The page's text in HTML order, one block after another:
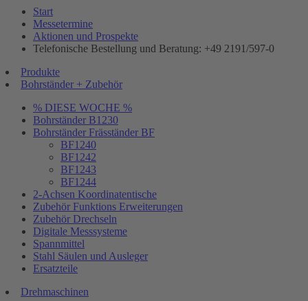
Start
Messetermine
Aktionen und Prospekte
Telefonische Bestellung und Beratung: +49 2191/597-0
Produkte
Bohrständer + Zubehör
% DIESE WOCHE %
Bohrständer B1230
Bohrständer Fräsständer BF
BF1240
BF1242
BF1243
BF1244
2-Achsen Koordinatentische
Zubehör Funktions Erweiterungen
Zubehör Drechseln
Digitale Messsysteme
Spannmittel
Stahl Säulen und Ausleger
Ersatzteile
Drehmaschinen